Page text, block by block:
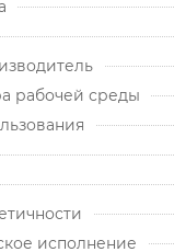
рабочей среды
исполнение